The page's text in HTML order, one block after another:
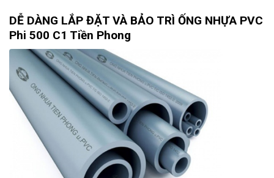
DỄ DÀNG LẮP ĐẶT VÀ BẢO TRÌ ỐNG NHỰA PVC
Phi 500 C1 Tiền Phong